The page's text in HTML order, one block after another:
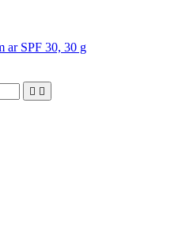
ar SPF 30, 30 g
 